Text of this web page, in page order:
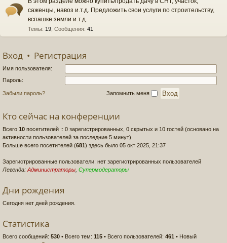
саженцы, навоз и.т.д. Предложить свои услуги по строительству,
вспашке земли и.т.д.
Темы: 19 Сообщения: 41
Вход • Регистрация
Имя пользователя:
Пароль:
Забыли пароль? Запомнить меня
Кто сейчас на конференции
Всего 10 посетителей :: 0 зарегистрированных, 0 скрытых и 10 гостей (основано на
активности пользователей за последние 5 минут)
Больше всего посетителей (681) здесь было 05 окт 2025, 21:37
Зарегистрированные пользователи: нет зарегистрированных пользователей
Легенда: Администраторы Супермодераторы
Дни рождения
Сегодня нет дней рождения.
Статистика
Всего сообщений: 530 • Всего тем: 115 • Всего пользователей: 461 • Новый